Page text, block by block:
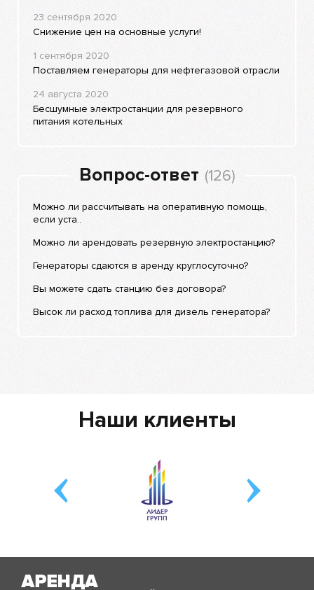
23 сентября 2020
Снижение цен на основные услуги!
1 сентября 2020
Поставляем генераторы для нефтегазовой отрасли
24 августа 2020
Бесшумные электростанции для резервного
питания котельных
Вопрос-ответ (126)
Можно ли рассчитывать на оперативную помощь,
если уста..
Можно ли арендовать резервную электростанцию?
Генераторы сдаются в аренду круглосуточно?
Вы можете сдать станцию без договора?
Высок ли расход топлива для дизель генератора?
Наши клиенты